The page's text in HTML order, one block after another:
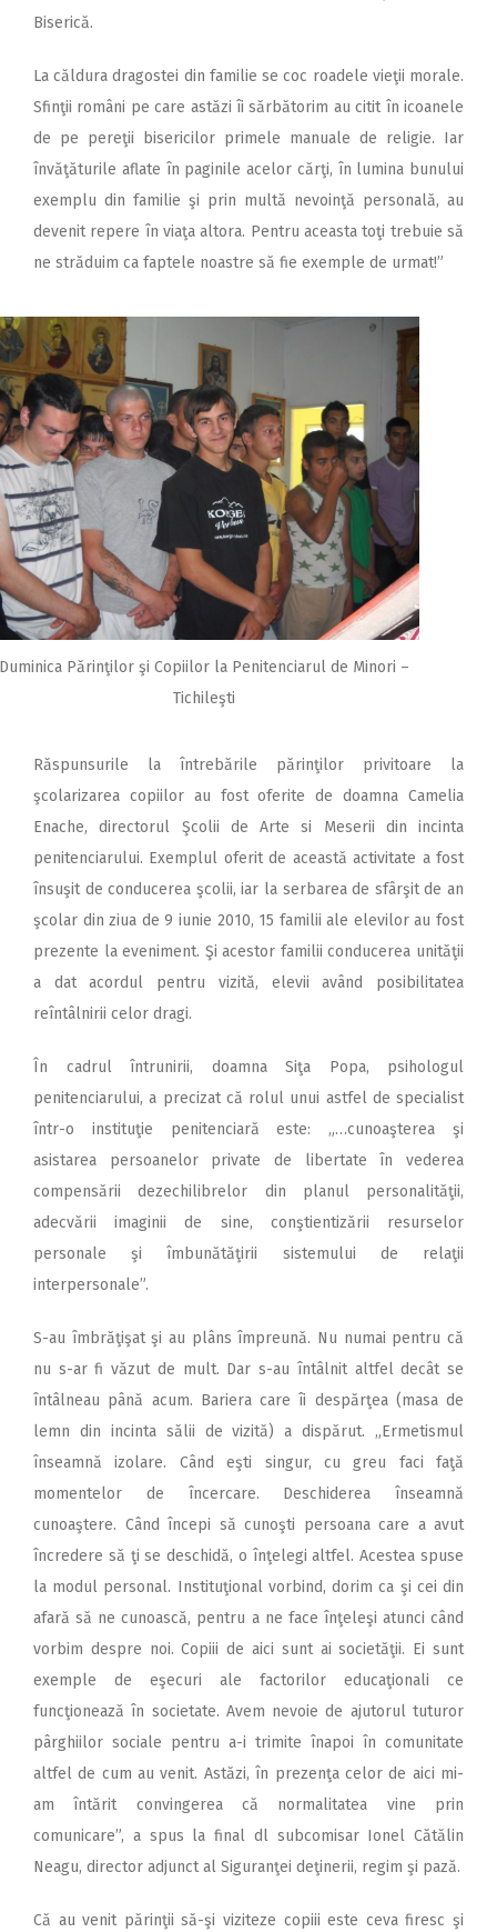
Biserică.
La căldura dragostei din familie se coc roadele vieţii morale.
Sfinţii români pe care astăzi îi sărbătorim au citit în icoanele
de pe pereţii bisericilor primele manuale de religie. Iar
învăţăturile aflate în paginile acelor cărţi, în lumina bunului
exemplu din familie şi prin multă nevoinţă personală, au
devenit repere în viaţa altora. Pentru aceasta toţi trebuie să
ne străduim ca faptele noastre să fie exemple de urmat!”
Duminica Părinţilor şi Copiilor la Penitenciarul de Minori –
Tichileşti
Răspunsurile la întrebările părinţilor privitoare la
şcolarizarea copiilor au fost oferite de doamna Camelia
Enache, directorul Şcolii de Arte si Meserii din incinta
penitenciarului. Exemplul oferit de această activitate a fost
însuşit de conducerea şcolii, iar la serbarea de sfârşit de an
şcolar din ziua de 9 iunie 2010, 15 familii ale elevilor au fost
prezente la eveniment. Şi acestor familii conducerea unităţii
a dat acordul pentru vizită, elevii având posibilitatea
reîntâlnirii celor dragi.
În cadrul întrunirii, doamna Siţa Popa, psihologul
penitenciarului, a precizat că rolul unui astfel de specialist
într-o instituţie penitenciară este: „…cunoaşterea şi
asistarea persoanelor private de libertate în vederea
compensării dezechilibrelor din planul personalităţii,
adecvării imaginii de sine, conştientizării resurselor
personale şi îmbunătăţirii sistemului de relaţii
interpersonale”.
S-au îmbrăţişat şi au plâns împreună. Nu numai pentru că
nu s-ar fi văzut de mult. Dar s-au întâlnit altfel decât se
întâlneau până acum. Bariera care îi despărţea (masa de
lemn din incinta sălii de vizită) a dispărut. „Ermetismul
înseamnă izolare. Când eşti singur, cu greu faci faţă
momentelor de încercare. Deschiderea înseamnă
cunoaştere. Când începi să cunoşti persoana care a avut
încredere să ţi se deschidă, o înţelegi altfel. Acestea spuse
la modul personal. Instituţional vorbind, dorim ca şi cei din
afară să ne cunoască, pentru a ne face înţeleşi atunci când
vorbim despre noi. Copiii de aici sunt ai societăţii. Ei sunt
exemple de eşecuri ale factorilor educaţionali ce
funcţionează în societate. Avem nevoie de ajutorul tuturor
pârghiilor sociale pentru a-i trimite înapoi în comunitate
altfel de cum au venit. Astăzi, în prezenţa celor de aici mi-
am întărit convingerea că normalitatea vine prin
comunicare”, a spus la final dl subcomisar Ionel Cătălin
Neagu, director adjunct al Siguranţei deţinerii, regim şi pază.
Că au venit părinţii să-şi viziteze copiii este ceva firesc şi